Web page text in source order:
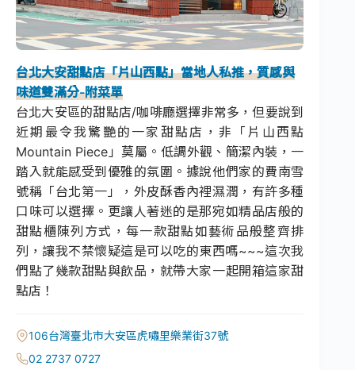
台北大安甜點店「片山西點」當地人私推，質感與
味道雙滿分-附菜單
台北大安區的甜點店/咖啡廳選擇非常多，但要說到
近期最令我驚艷的一家甜點店，非「片山西點
Mountain Piece」莫屬。低調外觀、簡潔內裝，一
踏入就能感受到優雅的氛圍。據說他們家的費南雪
號稱「台北第一」，外皮酥香內裡濕潤，有許多種
口味可以選擇。更讓人著迷的是那宛如精品店般的
甜點櫃陳列方式，每一款甜點如藝術品般整齊排
列，讓我不禁懷疑這是可以吃的東西嗎~~~這次我
們點了幾款甜點與飲品，就帶大家一起開箱這家甜
點店！
106台灣臺北市大安區虎嘯里樂業街37號
02 2737 0727